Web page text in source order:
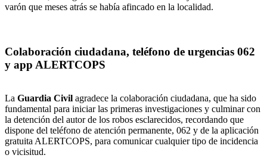
varón que meses atrás se había afincado en la localidad.
Colaboración ciudadana, teléfono de urgencias 062
y app ALERTCOPS
La Guardia Civil agradece la colaboración ciudadana, que ha sido
fundamental para iniciar las primeras investigaciones y culminar con
la detención del autor de los robos esclarecidos, recordando que
dispone del teléfono de atención permanente, 062 y de la aplicación
gratuita ALERTCOPS, para comunicar cualquier tipo de incidencia
o vicisitud.